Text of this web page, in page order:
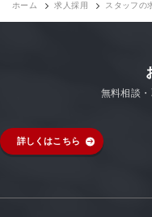
ホーム 求人採用 スタッフの
無料相談
詳しくはこちら